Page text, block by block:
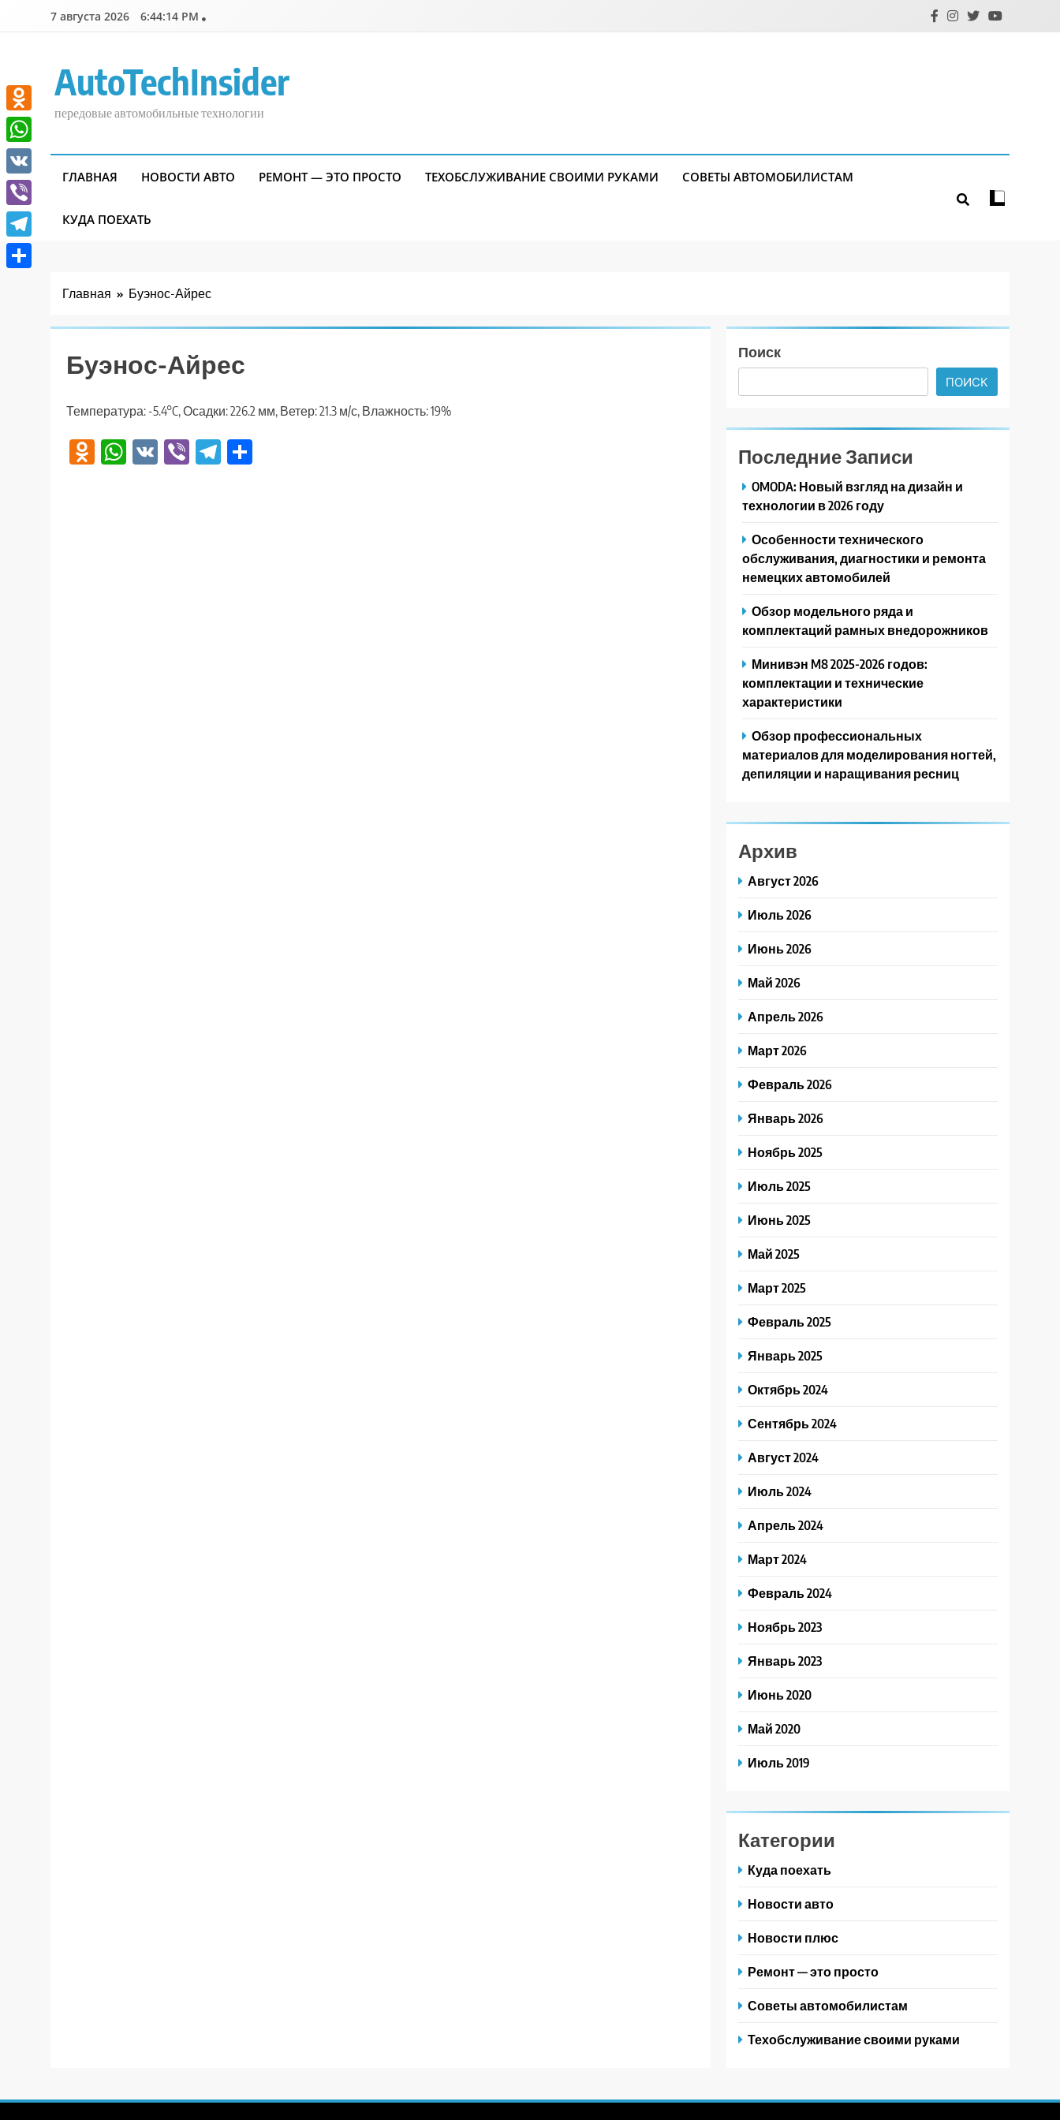
7 августа 2026 6:44:15 PM
AutoTechInsider
передовые автомобильные технологии
ГЛАВНАЯ НОВОСТИ АВТО РЕМОНТ — ЭТО ПРОСТО ТЕХОБСЛУЖИВАНИЕ СВОИМИ РУКАМИ СОВЕТЫ АВТОМОБИЛИСТАМ
КУДА ПОЕХАТЬ
Главная Буэнос-Айрес
Буэнос-Айрес
Температура: -5.4°C, Осадки: 226.2 мм, Ветер: 21.3 м/с, Влажность: 19%
Odnoklassniki
WhatsApp
VK ViberTelegram
Поиск
ПОИСК
Последние Записи
OMODA: Новый взгляд на дизайн и
технологии в 2026 году
Особенности технического
обслуживания, диагностики и ремонта
немецких автомобилей
Обзор модельного ряда и
комплектаций рамных внедорожников
Минивэн M8 2025-2026 годов:
комплектации и технические
характеристики
Обзор профессиональных
материалов для моделирования ногтей,
депиляции и наращивания ресниц
Архив
Август 2026
Июль 2026
Июнь 2026
Май 2026
Апрель 2026
Март 2026
Февраль 2026
Январь 2026
Ноябрь 2025
Июль 2025
Июнь 2025
Май 2025
Март 2025
Февраль 2025
Январь 2025
Октябрь 2024
Сентябрь 2024
Август 2024
Июль 2024
Апрель 2024
Март 2024
Февраль 2024
Ноябрь 2023
Январь 2023
Июнь 2020
Май 2020
Июль 2019
Категории
Куда поехать
Новости авто
Новости плюс
Ремонт — это просто
Советы автомобилистам
Техобслуживание своими руками
Odnoklassniki
WhatsApp
VK
Viber
Telegram